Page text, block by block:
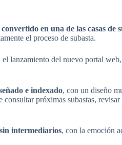
convertido en una de las casas
el proceso de subasta.
lanzamiento del nuevo portal
e indexado, con un diseño
próximas subastas,
intermediarios, con la emoción